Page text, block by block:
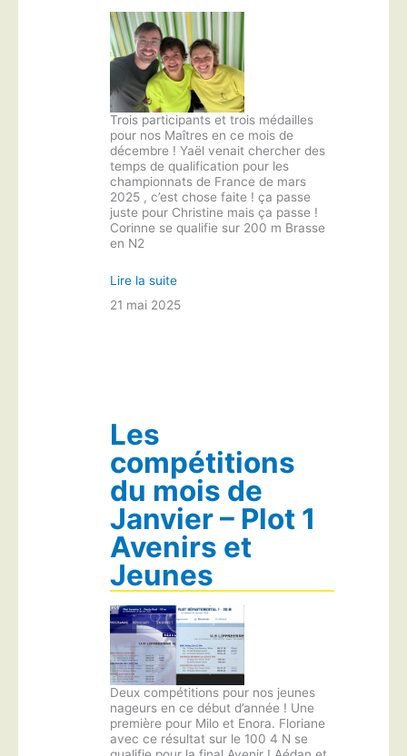
Trois participants et trois médailles
pour nos Maîtres en ce mois de
décembre ! Yaël venait chercher des
temps de qualification pour les
championnats de France de mars
2025 , c’est chose faite ! ça passe
juste pour Christine mais ça passe !
Corinne se qualifie sur 200 m Brasse
en N2
Lire la suite
21 mai 2025
Les
compétitions
du mois de
Janvier – Plot 1
Avenirs et
Jeunes
Deux compétitions pour nos jeunes
nageurs en ce début d’année ! Une
première pour Milo et Enora. Floriane
avec ce résultat sur le 100 4 N se